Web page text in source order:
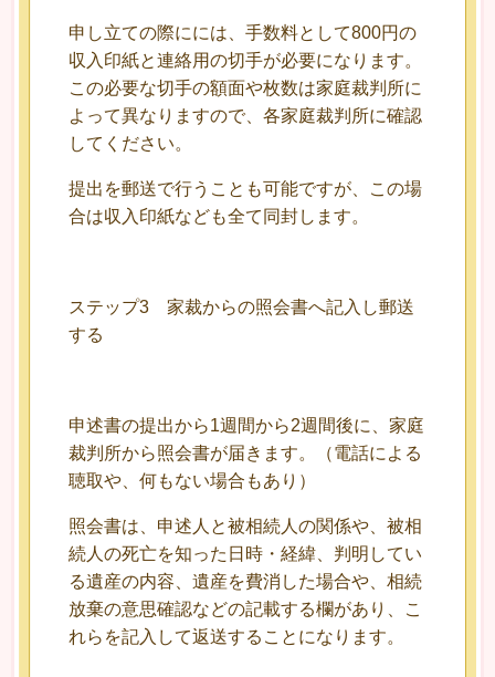
申し立ての際にには、手数料として800円の
収入印紙と連絡用の切手が必要になります。
この必要な切手の額面や枚数は家庭裁判所に
よって異なりますので、各家庭裁判所に確認
してください。
提出を郵送で行うことも可能ですが、この場
合は収入印紙なども全て同封します。
ステップ3 家裁からの照会書へ記入し郵送
する
申述書の提出から1週間から2週間後に、家庭
裁判所から照会書が届きます。（電話による
聴取や、何もない場合もあり）
照会書は、申述人と被相続人の関係や、被相
続人の死亡を知った日時・経緯、判明してい
る遺産の内容、遺産を費消した場合や、相続
放棄の意思確認などの記載する欄があり、こ
れらを記入して返送することになります。